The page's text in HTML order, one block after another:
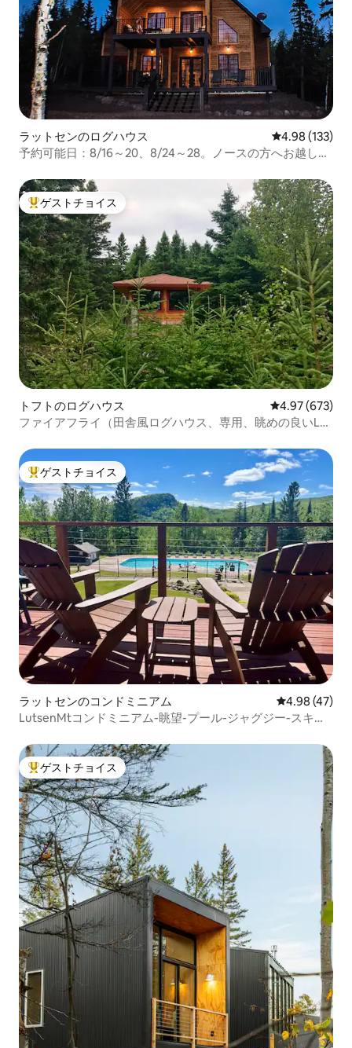
ラットセンのログハウス レビュー133
4.98 (133)
予約可能日：8/16～20、8/24～28。ノースの方へお越しく
大好評のゲストチョイスです。
ゲストチョイス
トフトのログハウス レビュー673
4.97 (673)
ファイアフライ（田舎風ログハウス、専用、眺めの良いLス
大好評のゲストチョイスです。
ゲストチョイス
ラットセンのコンドミニアム レビュー47
4.98 (47)
LutsenMtコンドミニアム-眺望-プール-ジャグジー-スキー
大好評のゲストチョイスです。
ゲストチョイス